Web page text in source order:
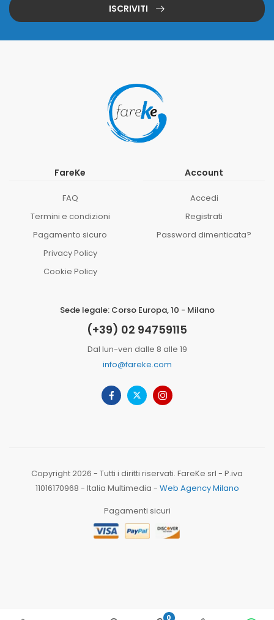
ISCRIVITI
FareKe
FAQ
Termini e condizioni
Pagamento sicuro
Privacy Policy
Cookie Policy
Account
Accedi
Registrati
Password dimenticata?
Sede legale: Corso Europa, 10 - Milano
(+39) 02 94759115
Dal lun-ven dalle 8 alle 19
info@fareke.com
Copyright 2026 - Tutti i diritti riservati. FareKe srl - P.iva
11016170968 - Italia Multimedia - Web Agency Milano
Pagamenti sicuri
0